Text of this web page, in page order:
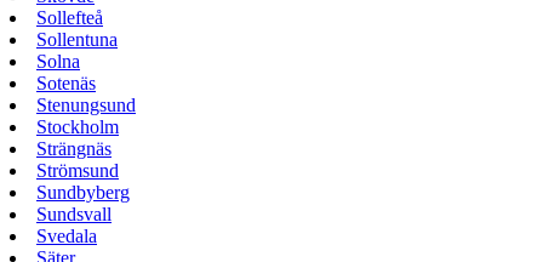
Sollefteå
Sollentuna
Solna
Sotenäs
Stenungsund
Stockholm
Strängnäs
Strömsund
Sundbyberg
Sundsvall
Svedala
Säter